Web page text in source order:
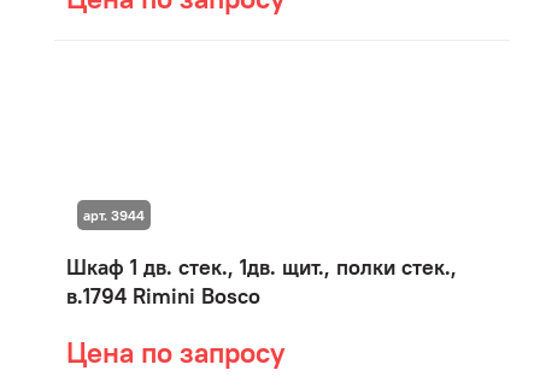
Шкаф 1 дв. стек., 1дв. щит., полки стек.,
в.1794 Rimini Bosco
Цена по запросу
арт. 3944